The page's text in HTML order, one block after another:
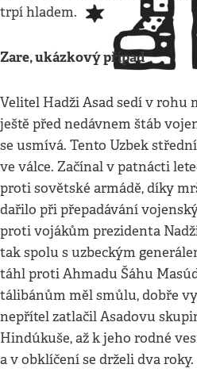
trpí hladem.
Zare, ukázkový případ
Velitel Hadži Asad sedí v rohu
ještě před nedávnem štáb
se usmívá. Tento Uzbek
ve válce. Začínal v patnácti
proti sovětské armádě, díky
dařilo při přepadávání
proti vojákům prezidenta
tak spolu s uzbeckým
táhl proti Ahmadu Šáhu
tálibánům měl smůlu, dobře
nepřítel zatlačil Asadovu
Hindúkuše, až k jeho rodné
a v obklíčení se drželi dva